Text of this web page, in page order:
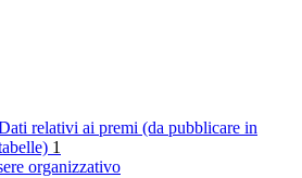
relativi ai premi (da pubblicare in
1
organizzativo